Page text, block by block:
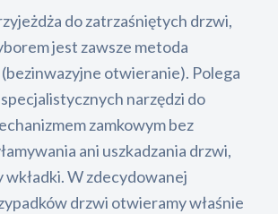
do zatrzaśniętych drzwi,
jest zawsze metoda
otwieranie). Polega
narzędzi do
zamkowym bez
ani uszkadzania drzwi,
wkładki. W zdecydowanej
drzwi otwieramy właśnie